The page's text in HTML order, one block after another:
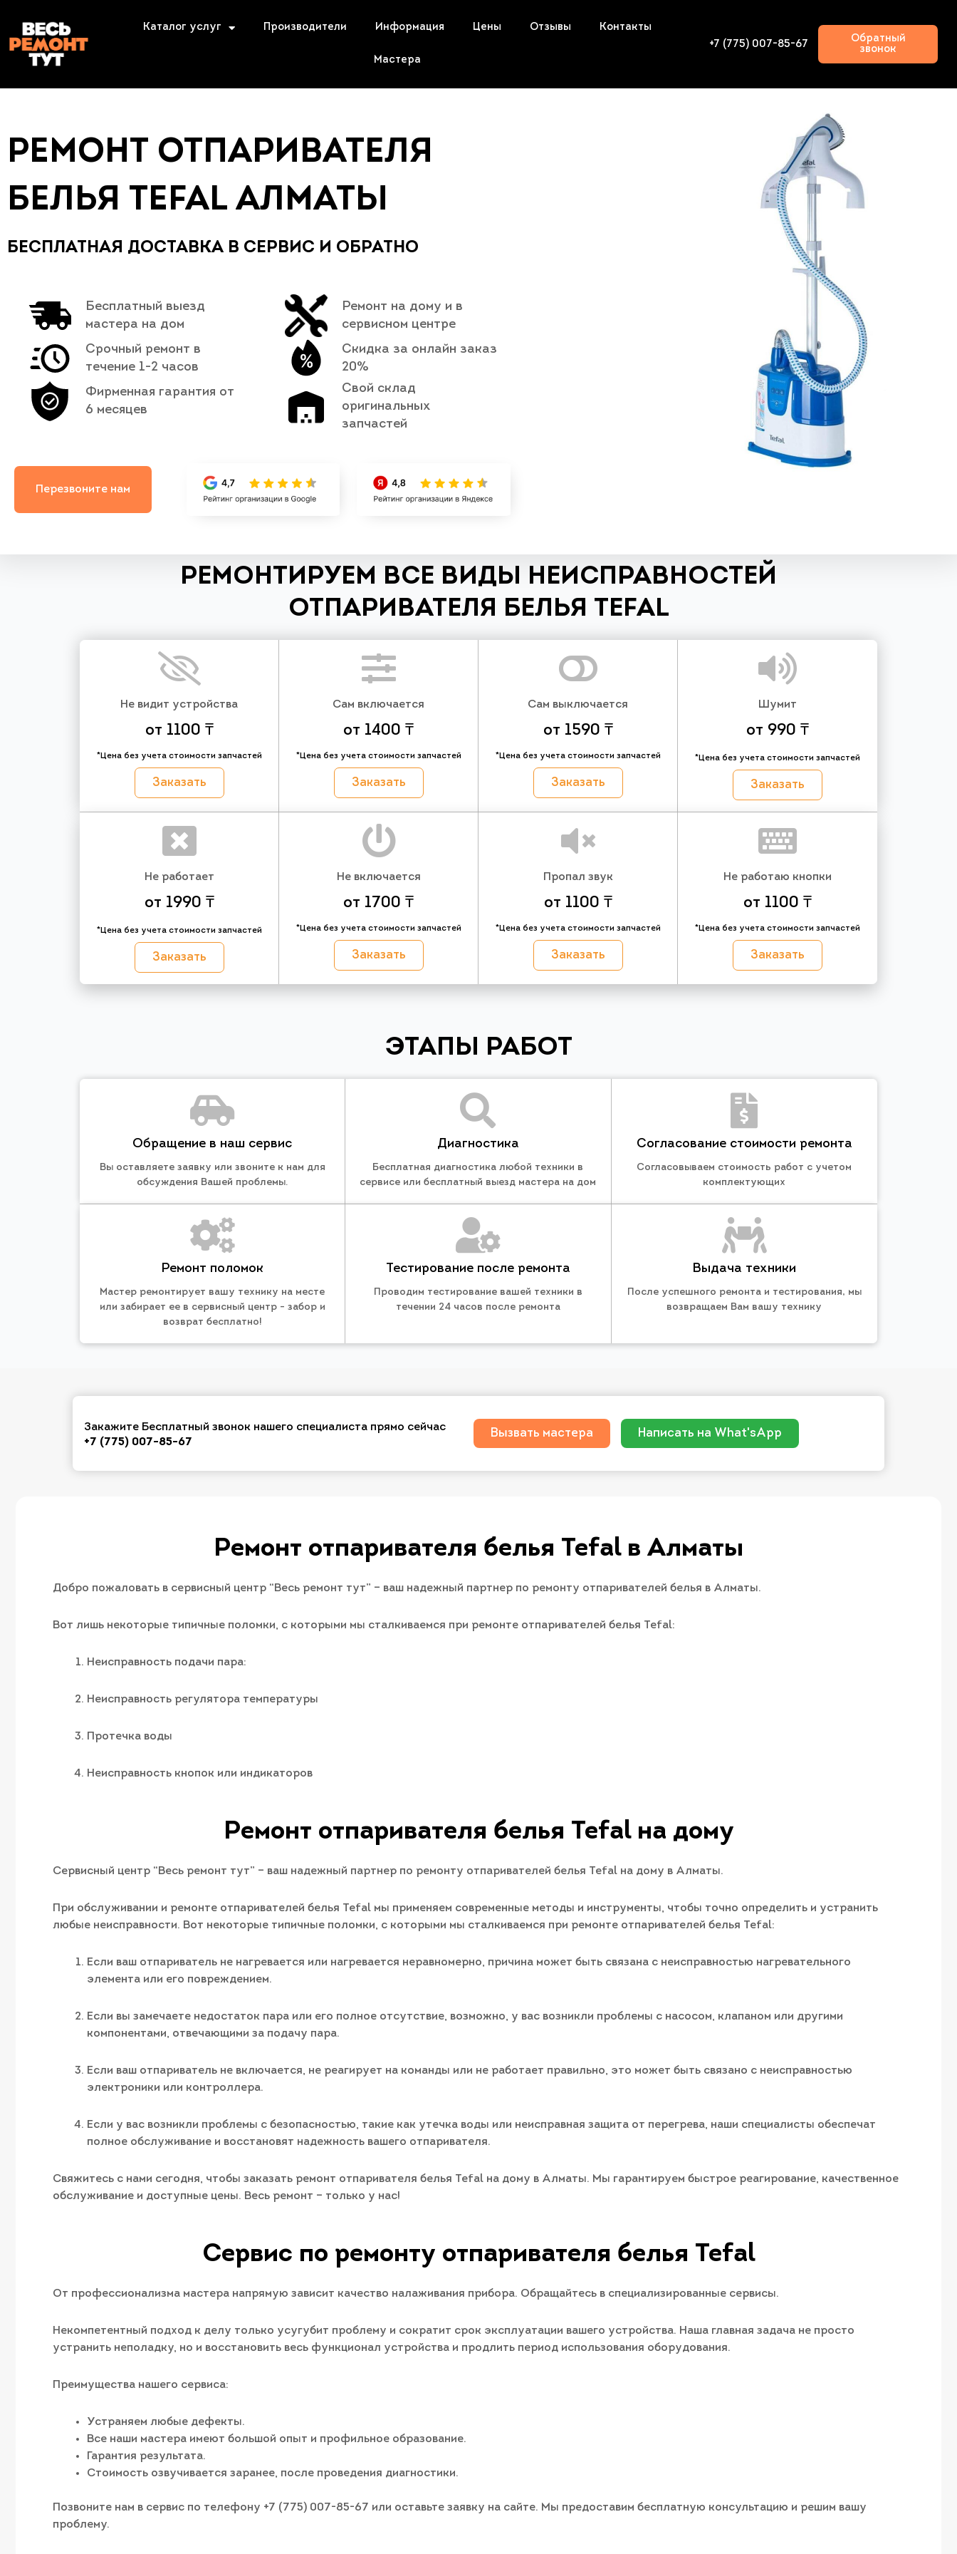
Каталог услуг Производители Информация Цены Отзывы Контакты
Мастера
+7 (775) 007-85-67
Обратный
звонок
РЕМОНТ ОТПАРИВАТЕЛЯ
БЕЛЬЯ TEFAL АЛМАТЫ
БЕСПЛАТНАЯ ДОСТАВКА В СЕРВИС И ОБРАТНО
Бесплатный выезд
мастера на дом
Срочный ремонт в
течение 1-2 часов
Фирменная гарантия от
6 месяцев
Ремонт на дому и в
сервисном центре
Скидка за онлайн заказ
20%
Свой склад
оригинальных
запчастей
Перезвоните нам
РЕМОНТИРУЕМ ВСЕ ВИДЫ НЕИСПРАВНОСТЕЙ
ОТПАРИВАТЕЛЯ БЕЛЬЯ TEFAL
Не видит устройства
от 1100 ₸
*Цена без учета стоимости запчастей
Заказать
Сам включается
от 1400 ₸
*Цена без учета стоимости запчастей
Заказать
Сам выключается
от 1590 ₸
*Цена без учета стоимости запчастей
Заказать
Шумит
от 990 ₸
*Цена без учета стоимости запчастей
Заказать
Не работает
от 1990 ₸
*Цена без учета стоимости запчастей
Заказать
Не включается
от 1700 ₸
*Цена без учета стоимости запчастей
Заказать
Пропал звук
от 1100 ₸
*Цена без учета стоимости запчастей
Заказать
Не работаю кнопки
от 1100 ₸
*Цена без учета стоимости запчастей
Заказать
ЭТАПЫ РАБОТ
Обращение в наш сервис
Вы оставляете заявку или звоните к нам для
обсуждения Вашей проблемы.
Диагностика
Бесплатная диагностика любой техники в
сервисе или бесплатный выезд мастера на дом
Согласование стоимости ремонта
Согласовываем стоимость работ с учетом
комплектующих
Ремонт поломок
Мастер ремонтирует вашу технику на месте
или забирает ее в сервисный центр - забор и
возврат бесплатно!
Тестирование после ремонта
Проводим тестирование вашей техники в
течении 24 часов после ремонта
Выдача техники
После успешного ремонта и тестирования, мы
возвращаем Вам вашу технику
Закажите Бесплатный звонок нашего специалиста прямо сейчас
+7 (775) 007-85-67
Вызвать мастера Написать на What'sApp
Ремонт отпаривателя белья Tefal в Алматы
Добро пожаловать в сервисный центр “Весь ремонт тут” – ваш надежный партнер по ремонту отпаривателей белья в Алматы.
Вот лишь некоторые типичные поломки, с которыми мы сталкиваемся при ремонте отпаривателей белья Tefal:
Неисправность подачи пара:
Неисправность регулятора температуры
Протечка воды
Неисправность кнопок или индикаторов
Ремонт отпаривателя белья Tefal на дому
Cервисный центр “Весь ремонт тут” – ваш надежный партнер по ремонту отпаривателей белья Tefal на дому в Алматы.
При обслуживании и ремонте отпаривателей белья Tefal мы применяем современные методы и инструменты, чтобы точно определить и устранить
любые неисправности. Вот некоторые типичные поломки, с которыми мы сталкиваемся при ремонте отпаривателей белья Tefal:
Если ваш отпариватель не нагревается или нагревается неравномерно, причина может быть связана с неисправностью нагревательного
элемента или его повреждением.
Если вы замечаете недостаток пара или его полное отсутствие, возможно, у вас возникли проблемы с насосом, клапаном или другими
компонентами, отвечающими за подачу пара.
Если ваш отпариватель не включается, не реагирует на команды или не работает правильно, это может быть связано с неисправностью
электроники или контроллера.
Если у вас возникли проблемы с безопасностью, такие как утечка воды или неисправная защита от перегрева, наши специалисты обеспечат
полное обслуживание и восстановят надежность вашего отпаривателя.
Свяжитесь с нами сегодня, чтобы заказать ремонт отпаривателя белья Tefal на дому в Алматы. Мы гарантируем быстрое реагирование, качественное
обслуживание и доступные цены. Весь ремонт – только у нас!
Сервис по ремонту отпаривателя белья Tefal
От профессионализма мастера напрямую зависит качество налаживания прибора. Обращайтесь в специализированные сервисы.
Некомпетентный подход к делу только усугубит проблему и сократит срок эксплуатации вашего устройства. Наша главная задача не просто
устранить неполадку, но и восстановить весь функционал устройства и продлить период использования оборудования.
Преимущества нашего сервиса:
Устраняем любые дефекты.
Все наши мастера имеют большой опыт и профильное образование.
Гарантия результата.
Стоимость озвучивается заранее, после проведения диагностики.
Позвоните нам в сервис по телефону +7 (775) 007-85-67 или оставьте заявку на сайте. Мы предоставим бесплатную консультацию и решим вашу
проблему.